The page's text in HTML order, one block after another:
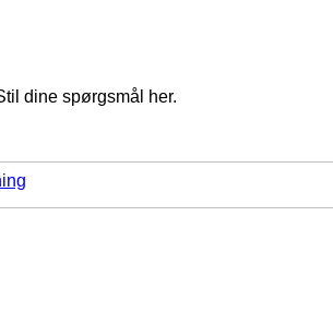
dine spørgsmål her.